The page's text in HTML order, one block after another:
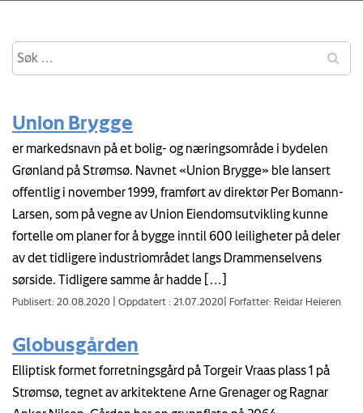
Union Brygge
er markedsnavn på et bolig- og næringsområde i bydelen
Grønland på Strømsø. Navnet «Union Brygge» ble lansert
offentlig i november 1999, framført av direktør Per Bomann-
Larsen, som på vegne av Union Eiendomsutvikling kunne
fortelle om planer for å bygge inntil 600 leiligheter på deler
av det tidligere industriområdet langs Drammenselvens
sørside. Tidligere samme år hadde […]
Publisert: 20.08.2020 Oppdatert : 21.07.2020 Forfatter: Reidar Heieren
Globusgården
Elliptisk formet forretningsgård på Torgeir Vraas plass 1 på
Strømsø, tegnet av arkitektene Arne Grenager og Ragnar